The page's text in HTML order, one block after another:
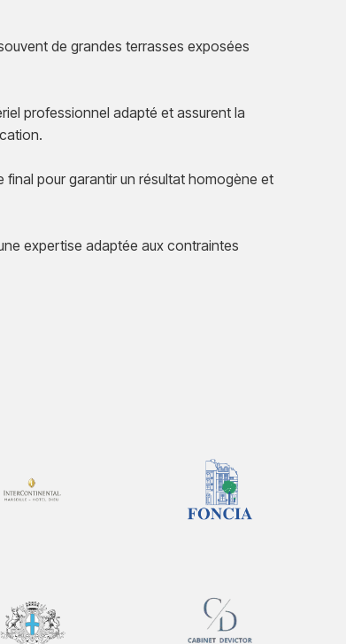
de grandes terrasses exposées
professionnel adapté et assurent la
final pour garantir un résultat homogène et
expertise adaptée aux contraintes